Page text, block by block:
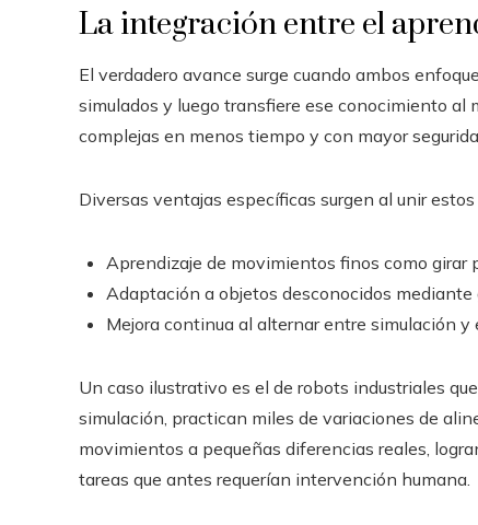
La integración entre el
El verdadero avance surge cuando ambos
simulados y luego transfiere ese conocimiento al
complejas en menos tiempo y con mayor
Diversas ventajas específicas surgen al unir
Aprendizaje de movimientos finos como girar
Adaptación a objetos desconocidos mediante
Mejora continua al alternar entre simulación y
Un caso ilustrativo es el de robots industriales
simulación, practican miles de variaciones de
movimientos a pequeñas diferencias reales,
tareas que antes requerían intervención humana.